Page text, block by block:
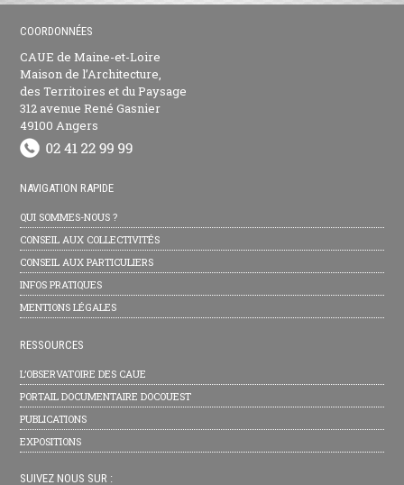
COORDONNÉES
CAUE de Maine-et-Loire
Maison de l’Architecture,
des Territoires et du Paysage
312 avenue René Gasnier
49100 Angers
NAVIGATION RAPIDE
QUI SOMMES-NOUS ?
CONSEIL AUX COLLECTIVITÉS
CONSEIL AUX PARTICULIERS
INFOS PRATIQUES
MENTIONS LÉGALES
RESSOURCES
L’OBSERVATOIRE DES CAUE
PORTAIL DOCUMENTAIRE DOCOUEST
PUBLICATIONS
EXPOSITIONS
SUIVEZ NOUS SUR :